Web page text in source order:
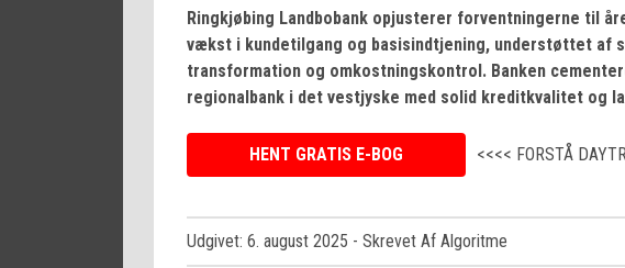
handel?
Sådan fungerer BULL &
certifikater
Ringkjøbing Landbobank opjusterer forventningerne til
vækst i kundetilgang og basisindtjening, understøttet af
transformation og omkostningskontrol. Banken
regionalbank i det vestjyske med solid kreditkvalitet og
HENT GRATIS E-BOG <<<< FORSTÅ
Udgivet: 6. august 2025 - Skrevet Af Algoritme